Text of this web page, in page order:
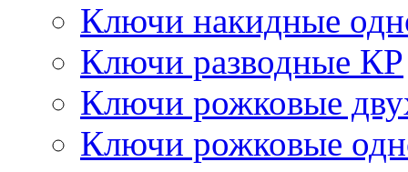
Ключи накидные
Ключи разводные КР
Ключи рожковые
Ключи рожковые